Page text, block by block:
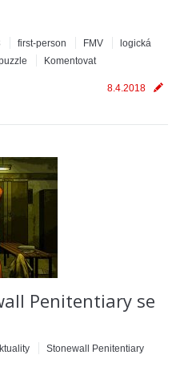
first-person FMV
logická
Komentovat
8.4.2018
Penitentiary se
Stonewall Penitentiary